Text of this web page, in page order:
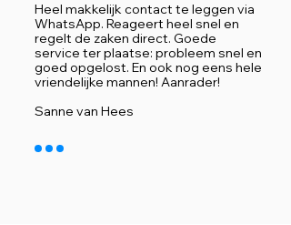
Heel makkelijk contact te leggen via
WhatsApp. Reageert heel snel en
regelt de zaken direct. Goede
service ter plaatse: probleem snel en
goed opgelost. En ook nog eens hele
vriendelijke mannen! Aanrader!
Sanne van Hees